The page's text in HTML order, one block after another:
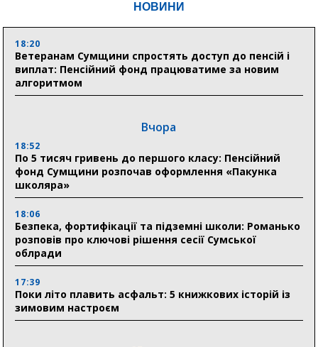
НОВИНИ
18:20
Ветеранам Сумщини спростять доступ до пенсій і
виплат: Пенсійний фонд працюватиме за новим
алгоритмом
Вчора
18:52
По 5 тисяч гривень до першого класу: Пенсійний
фонд Сумщини розпочав оформлення «Пакунка
школяра»
18:06
Безпека, фортифікації та підземні школи: Романько
розповів про ключові рішення сесії Сумської
облради
17:39
Поки літо плавить асфальт: 5 книжкових історій із
зимовим настроєм